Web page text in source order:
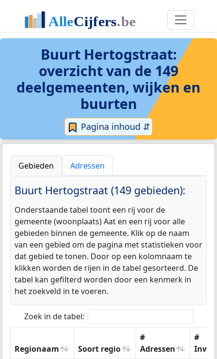
Buurt Hertogstraat:
overzicht van de 149
deelgemeenten, wijken en
buurten
Pagina inhoud ⇵
Gebieden Adressen
Buurt Hertogstraat (149 gebieden):
Onderstaande tabel toont een rij voor de
gemeente (woonplaats) Aat en een rij voor alle
gebieden binnen de gemeente. Klik op de naam
van een gebied om de pagina met statistieken voor
dat gebied te tonen. Door op een kolomnaam te
klikken worden de rijen in de tabel gesorteerd. De
tabel kan gefilterd worden door een kenmerk in
het zoekveld in te voeren.
Zoek in de tabel:
Regionaam Soort regio
#
Adressen
#